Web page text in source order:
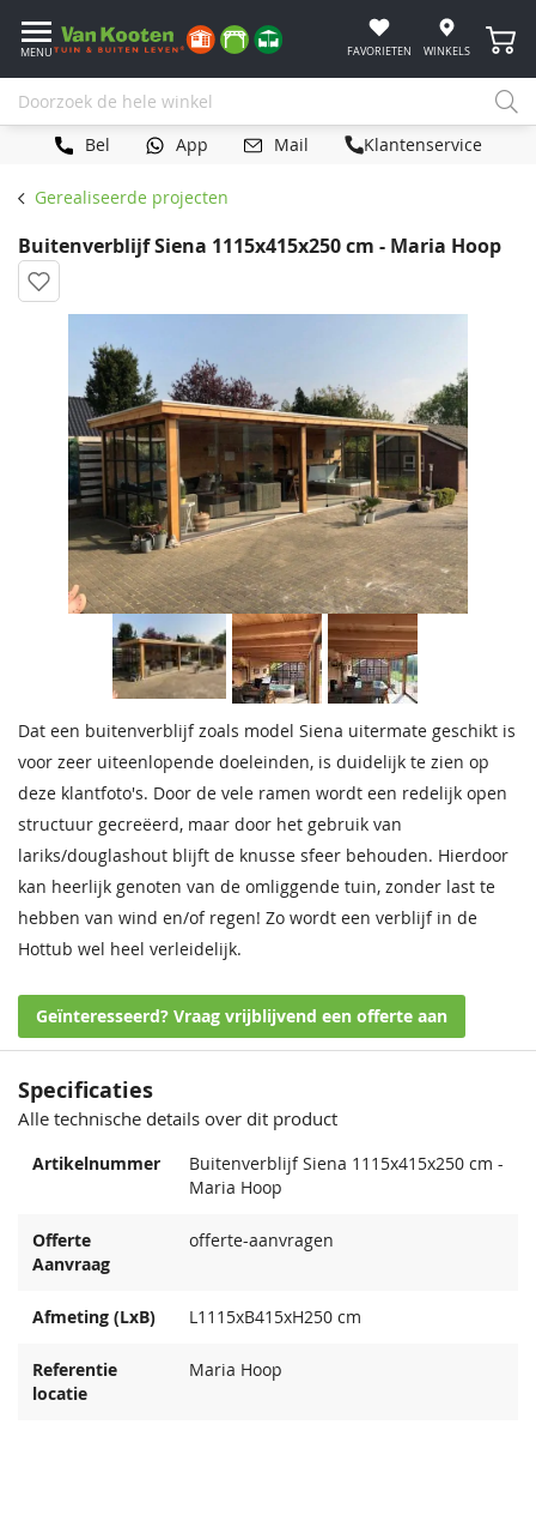
MENU FAVORIETEN WINKELS
Bel App Mail Klantenservice
Gerealiseerde projecten
Buitenverblijf Siena 1115x415x250 cm - Maria Hoop
Dat een buitenverblijf zoals model Siena uitermate geschikt is
voor zeer uiteenlopende doeleinden, is duidelijk te zien op
deze klantfoto's. Door de vele ramen wordt een redelijk open
structuur gecreëerd, maar door het gebruik van
lariks/douglashout blijft de knusse sfeer behouden. Hierdoor
kan heerlijk genoten van de omliggende tuin, zonder last te
hebben van wind en/of regen! Zo wordt een verblijf in de
Hottub wel heel verleidelijk.
Geïnteresseerd? Vraag vrijblijvend een offerte aan
Specificaties
Alle technische details over dit product
Artikelnummer
Buitenverblijf Siena 1115x415x250 cm -
Maria Hoop
Offerte
Aanvraag
offerte-aanvragen
Afmeting (LxB) L1115xB415xH250 cm
Referentie
locatie
Maria Hoop